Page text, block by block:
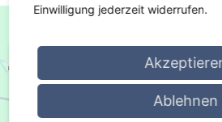
Wir benötigen Ihre
Maps-Service zu
Einwilligung jederzeit widerrufen.
Ablehnen